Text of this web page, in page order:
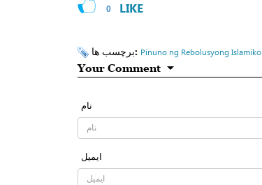
0 LIKE
برچسب ها: Pinuno ng Rebolusyong Islamiko
Your Comment
نام
ایمیل